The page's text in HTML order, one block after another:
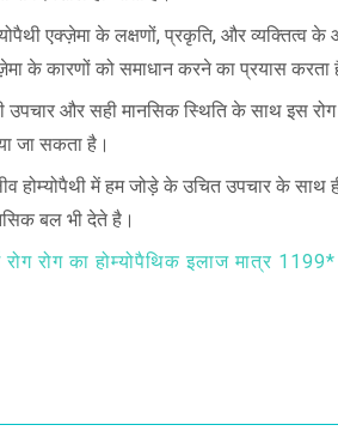
एक्ज़ेमा के लक्षणों, प्रकृति, और व्यक्तित्व के
के कारणों को समाधान करने का प्रयास करता
उपचार और सही मानसिक स्थिति के साथ इस
जा सकता है।
होम्योपैथी में हम जोड़े के उचित उपचार के साथ
बल भी देते है।
रोग रोग का होम्योपैथिक इलाज मात्र